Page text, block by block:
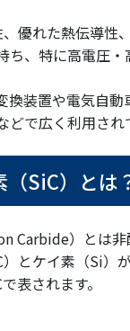
優れた熱伝導性
ち、特に高電圧
換装置や電気自
で広く利用され
SiC）とは
Carbide）とは
とケイ素（Si）
表されます。